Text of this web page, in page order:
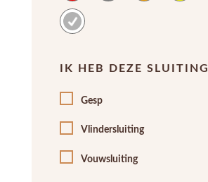
IK HEB DEZE SLUITING
Gesp
Vlindersluiting
Vouwsluiting